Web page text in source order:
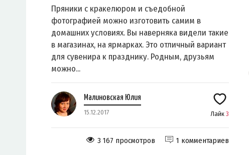
Пряники c кракелюром и съедобной
фотографией можно изготовить самим в
домашних условиях. Вы наверняка видели такие
в магазинах, на ярмарках. Это отличный вариант
для сувенира к празднику. Родным, друзьям
можно...
Малиновская Юлия
15.12.2017 Лайк 3
1 комментариев
3 167 просмотров